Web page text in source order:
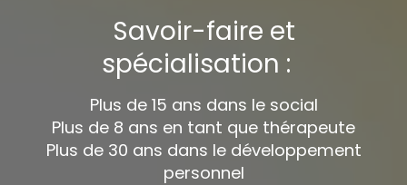
Savoir-faire et
spécialisation :
Plus de 15 ans dans le social
Plus de 8 ans en tant que thérapeute
Plus de 30 ans dans le développement
personnel